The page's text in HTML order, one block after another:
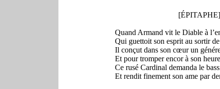
Quand Armand vit le Diable à
Qui guettoit son esprit au sortir
Il conçut dans son cœur un
Et pour tromper encor à son
Ce rusé Cardinal demanda le
Et rendit finement son ame par